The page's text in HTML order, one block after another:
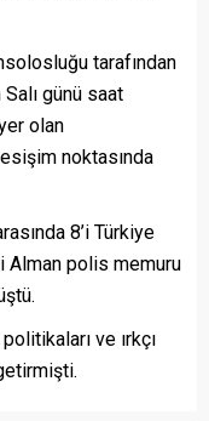
tarafından
günü saat
olan
noktasında
8’i Türkiye
Alman polis memuru
ve ırkçı